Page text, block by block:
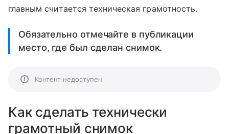
главным считается техническая грамотность.
Обязательно отмечайте в публикации
место, где был сделан снимок.
Контент недоступен
Как сделать технически
грамотный снимок